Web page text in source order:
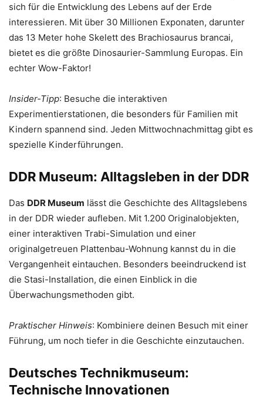
sich für die Entwicklung des Lebens auf der Erde
interessieren. Mit über 30 Millionen Exponaten, darunter
das 13 Meter hohe Skelett des Brachiosaurus brancai,
bietet es die größte Dinosaurier-Sammlung Europas. Ein
echter Wow-Faktor!
Insider-Tipp: Besuche die interaktiven
Experimentierstationen, die besonders für Familien mit
Kindern spannend sind. Jeden Mittwochnachmittag gibt es
spezielle Kinderführungen.
DDR Museum: Alltagsleben in der DDR
Das DDR Museum lässt die Geschichte des Alltagslebens
in der DDR wieder aufleben. Mit 1.200 Originalobjekten,
einer interaktiven Trabi-Simulation und einer
originalgetreuen Plattenbau-Wohnung kannst du in die
Vergangenheit eintauchen. Besonders beeindruckend ist
die Stasi-Installation, die einen Einblick in die
Überwachungsmethoden gibt.
Praktischer Hinweis: Kombiniere deinen Besuch mit einer
Führung, um noch tiefer in die Geschichte einzutauchen.
Deutsches Technikmuseum:
Technische Innovationen